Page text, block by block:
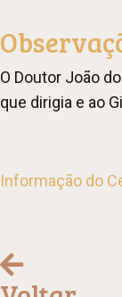
O Doutor João
que dirigia e ao
Informação do